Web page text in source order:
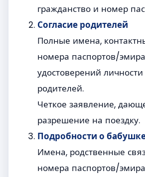
гражданство и номер
Согласие родителей
Полные имена,
номера паспортов/
удостоверений
родителей.
Четкое заявление,
разрешение на поездку.
Подробности о
Имена, родственные
номера паспортов/